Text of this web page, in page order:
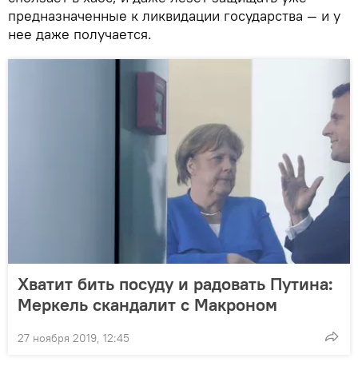
предназначенные к ликвидации государства — и у
нее даже получается.
Хватит бить посуду и радовать Путина:
Меркель скандалит с Макроном
27 ноября 2019, 12:45